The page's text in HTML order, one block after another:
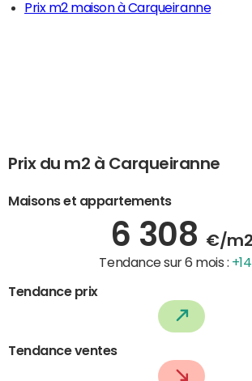
Prix m2 maison à Carqueiranne
Prix du m2 à Carqueiranne
Maisons et appartements
6 308 €/m2
Tendance sur 6 mois :
Tendance prix
Tendance ventes